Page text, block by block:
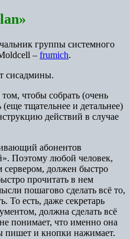
группы системного
– frumich.
сисадмины.
чтобы собрать (очень
тщательнее и детальнее)
действий в случае
абонентов
Поэтому любой человек,
сервером, должен быстро
прочитать в нем
пошагово сделать всё то,
То есть, даже секретарь
должна сделать всё
понимает, что именно она
пишет и кнопки нажимает.